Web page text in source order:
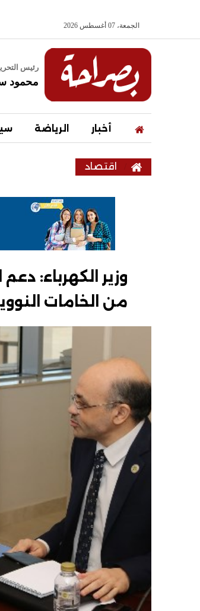
الجمعة، 07 أغسطس 2026
رئيس
محمود
أخبار الرياضة
اقتصاد
وزير الكهرباء:
من الخامات